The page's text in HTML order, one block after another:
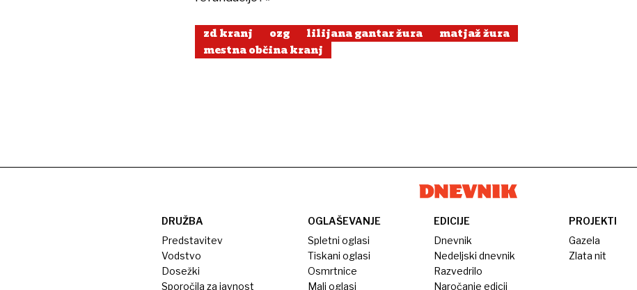
zd kranj ozg lilijana gantar žura
matjaž žura
mestna občina kranj
DRUŽBA
Predstavitev
Vodstvo
Dosežki
Sporočila za javnost
OGLAŠEVANJE
Spletni oglasi
Tiskani oglasi
Osmrtnice
Mali oglasi
EDICIJE
Dnevnik
Nedeljski dnevnik
Razvedrilo
Naročanje edicij
PROJEKTI
Gazela
Zlata nit